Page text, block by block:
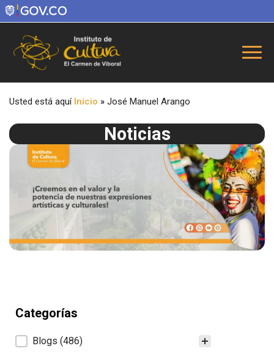
Usted está aquí Inicio » José Manuel Arango
Noticias
Categorías
Categorías
Blogs (486)